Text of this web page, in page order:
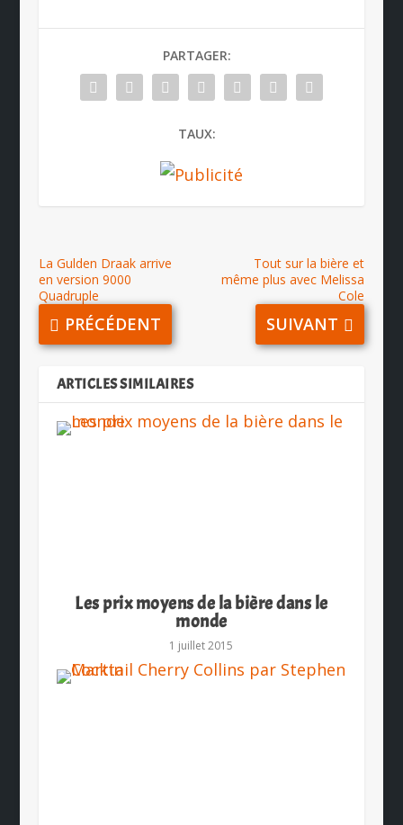
PARTAGER:
TAUX:
La Gulden Draak arrive
en version 9000
Quadruple
PRÉCÉDENT
Tout sur la bière et
même plus avec Melissa
Cole
SUIVANT
ARTICLES SIMILAIRES
Les prix moyens de la bière dans le
monde
1 juillet 2015